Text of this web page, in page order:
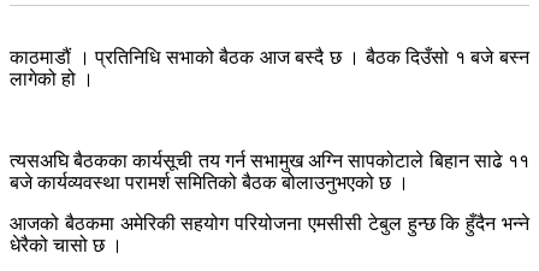
काठमाडौं । प्रतिनिधि सभाको बैठक आज बस्दै छ । बैठक दिउँसो १ बजे बस्न
लागेको हो ।
त्यसअघि बैठकका कार्यसूची तय गर्न सभामुख अग्नि सापकोटाले बिहान साढे ११
बजे कार्यव्यवस्था परामर्श समितिको बैठक बोलाउनुभएको छ ।
आजको बैठकमा अमेरिकी सहयोग परियोजना एमसीसी टेबुल हुन्छ कि हुँदैन भन्ने
धेरैको चासो छ ।